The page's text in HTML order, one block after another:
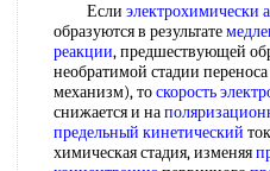
Если электрохимически
образуются в результате
реакции, предшествующей
необратимой стадии
механизм), тоскорость
снижается и на
предельный кинетический
химическая стадия, изменяя